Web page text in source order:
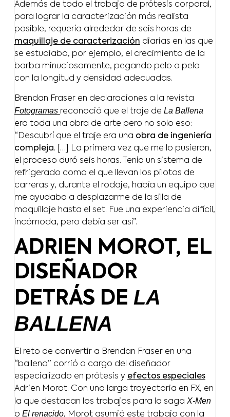
Además de todo el trabajo de prótesis corporal,
para lograr la caracterización más realista
posible, requería alrededor de seis horas de
maquillaje de caracterización diarias en las que
se estudiaba, por ejemplo, el crecimiento de la
barba minuciosamente, pegando pelo a pelo
con la longitud y densidad adecuadas.
Brendan Fraser en declaraciones a la revista
Fotogramas reconoció que el traje de La Ballena
era toda una obra de arte pero no solo eso:
“Descubrí que el traje era una obra de ingeniería
compleja. […] La primera vez que me lo pusieron,
el proceso duró seis horas. Tenía un sistema de
refrigerado como el que llevan los pilotos de
carreras y, durante el rodaje, había un equipo que
me ayudaba a desplazarme de la silla de
maquillaje hasta el set. Fue una experiencia difícil,
incómoda, pero debía ser así”.
ADRIEN MOROT, EL
DISEÑADOR
DETRÁS DE LA
BALLENA
El reto de convertir a Brendan Fraser en una
“ballena” corrió a cargo del diseñador
especializado en prótesis y efectos especiales
Adrien Morot. Con una larga trayectoria en FX, en
la que destacan los trabajos para la saga X-Men
o El renacido, Morot asumió este trabajo con la